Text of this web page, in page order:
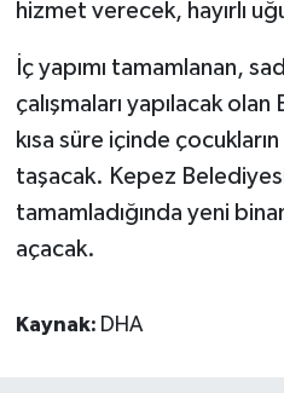
hizmet verecek, hayırlı
İç yapımı tamamlanan,
çalışmaları yapılacak
kısa süre içinde
taşacak. Kepez
tamamladığında yeni
açacak.
Kaynak: DHA